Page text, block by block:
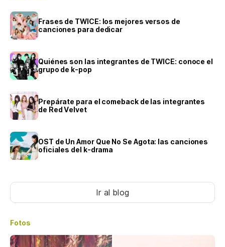
Frases de TWICE: los mejores versos de
canciones para dedicar
Quiénes son las integrantes de TWICE: conoce el
grupo de k-pop
Prepárate para el comeback de las integrantes
de Red Velvet
OST de Un Amor Que No Se Agota: las canciones
oficiales del k-drama
Ir al blog
Fotos